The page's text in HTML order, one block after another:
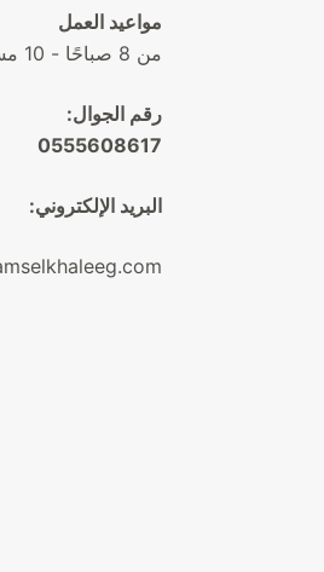
مواعيد العمل
من 8 صباحًا - 10 مساءًا
رقم الجوال:
0555608617
البريد الإلكتروني: